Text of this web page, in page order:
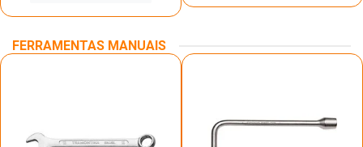
FERRAMENTAS MANUAIS